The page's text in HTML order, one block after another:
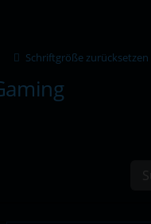
Schriftgröße zurücksetzen